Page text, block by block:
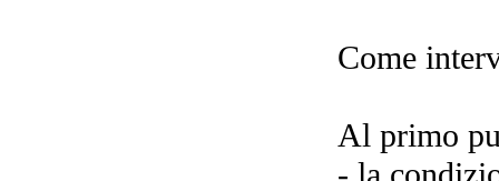
Come
Al primo